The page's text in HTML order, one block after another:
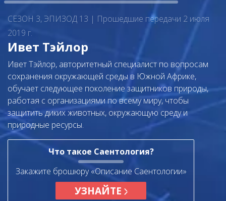
СЕЗОН 3, ЭПИЗОД 13 | Прошедшие передачи 2 июля
2019 г.
Ивет Тэйлор
Ивет Тэйлор, авторитетный специалист по вопросам
сохранения окружающей среды в Южной Африке,
обучает следующее поколение защитников природы,
работая с организациями по всему миру, чтобы
защитить диких животных, окружающую среду и
природные ресурсы.
Что такое Саентология?
Закажите брошюру «Описание Саентологии»
УЗНАЙТЕ